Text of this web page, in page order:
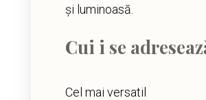
și luminoasă.
Cui i se
Cel mai versatil